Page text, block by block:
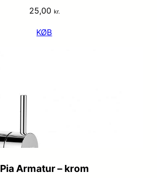
25,00 kr.
KØB
Pia Armatur – krom